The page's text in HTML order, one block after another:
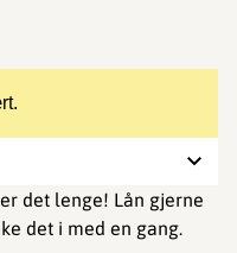
det lenge! Lån gjerne
det i med en gang.